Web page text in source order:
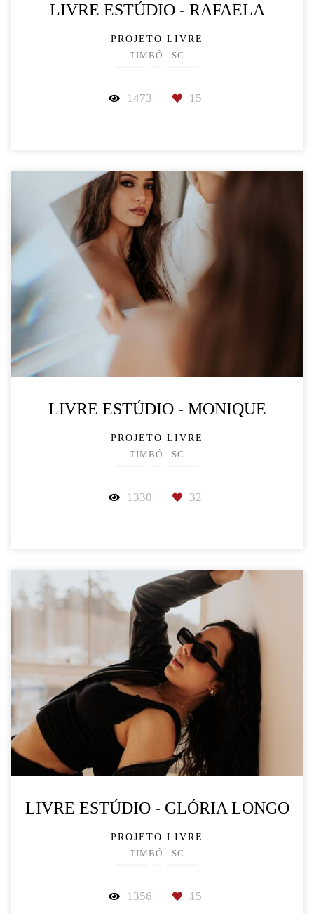
LIVRE ESTÚDIO - RAFAELA
PROJETO LIVRE
TIMBÓ - SC
1473 15
LIVRE ESTÚDIO - MONIQUE
PROJETO LIVRE
TIMBÓ - SC
1330 32
LIVRE ESTÚDIO - GLÓRIA LONGO
PROJETO LIVRE
TIMBÓ - SC
1356 15